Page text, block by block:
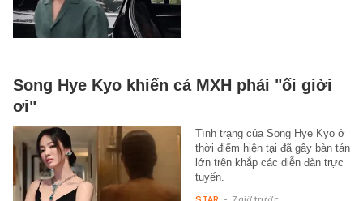
Song Hye Kyo khiến cả MXH phải "ối giời
ơi"
Tình trạng của Song Hye Kyo ở
thời điểm hiện tại đã gây bàn tán
lớn trên khắp các diễn đàn trực
tuyến.